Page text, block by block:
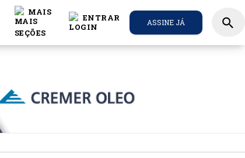
MAIS
ENTRAR ASSINE JÁ search